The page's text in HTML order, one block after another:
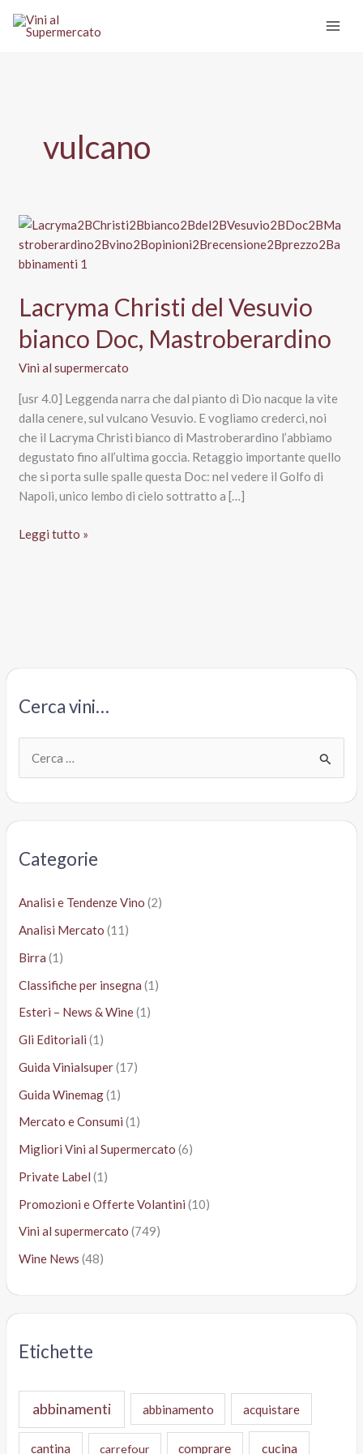
vulcano
Lacryma Christi del Vesuvio
bianco Doc, Mastroberardino
Vini al supermercato
[usr 4.0] Leggenda narra che dal pianto di Dio nacque la vite
dalla cenere, sul vulcano Vesuvio. E vogliamo crederci, noi
che il Lacryma Christi bianco di Mastroberardino l’abbiamo
degustato fino all’ultima goccia. Retaggio importante quello
che si porta sulle spalle questa Doc: nel vedere il Golfo di
Napoli, unico lembo di cielo sottratto a […]
Lacryma
Leggi tutto »
Cerca vini…
Categorie
Analisi e Tendenze Vino (2)
Analisi Mercato (11)
Birra (1)
Classifiche per insegna (1)
Esteri – News & Wine(1)
Gli Editoriali (1)
Guida Vinialsuper(17)
Guida Winemag(1)
Mercato e Consumi (1)
Migliori Vini al Supermercato (6)
Private Label (1)
Promozioni e Offerte Volantini (10)
Vini al supermercato (749)
Wine News (48)
Etichette
abbinamenti abbinamento acquistare
cantina carrefour comprare cucina